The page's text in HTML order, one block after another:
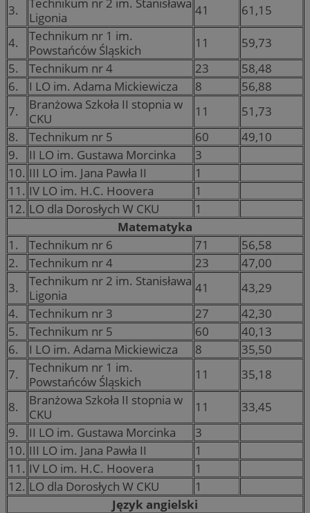
3.
Ligonia
41 61,15
4.
Technikum nr 1 im.
Powstańców Śląskich
11
59,73
5.
Technikum nr 4 23
58,48
6.
I LO im. Adama Mickiewicza 8
56,88
7.
Branżowa Szkoła II stopnia w
CKU
11
51,73
8.
Technikum nr 5 60
49,10
9.
II LO im. Gustawa Morcinka
3
10. III LO im. Jana Pawła II
1
11. IV LO im. H.C. Hoovera
1
12. LO dla Dorosłych W CKU
1
Matematyka
1.
Technikum nr 6 71
56,58
2.
Technikum nr 4 23
47,00
3.
Technikum nr 2 im. Stanisława
Ligonia
41
43,29
4.
Technikum nr 3 27
42,30
5.
Technikum nr 5 60
40,13
6.
I LO im. Adama Mickiewicza 8
35,50
7.
Technikum nr 1 im.
Powstańców Śląskich
11 35,18
8.
Branżowa Szkoła II stopnia w
CKU
11
33,45
9.
II LO im. Gustawa Morcinka
3
10. III LO im. Jana Pawła II
1
11. IV LO im. H.C. Hoovera
1
12. LO dla Dorosłych W CKU
1
Język angielski